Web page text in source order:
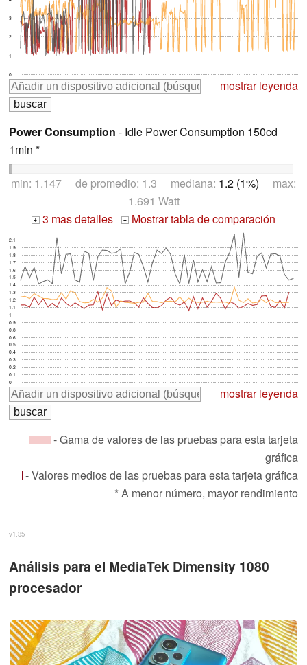
0
1
2
3
mostrar leyenda
Power Consumption - Idle Power Consumption 150cd
1min *
min: 1.147 de promedio: 1.3 mediana: 1.2 (1%) max:
1.691 Watt
+ 3 mas detalles + Mostrar tabla de comparación
0
0.1
0.2
0.3
0.4
0.5
0.6
0.8
0.9
1
1.1
1.2
1.3
1.4
1.5
1.6
1.7
1.8
1.9
2.1
mostrar leyenda
- Gama de valores de las pruebas para esta tarjeta
gráfica
- Valores medios de las pruebas para esta tarjeta gráfica
* A menor número, mayor rendimiento
v1.35
Análisis para el MediaTek Dimensity 1080
procesador